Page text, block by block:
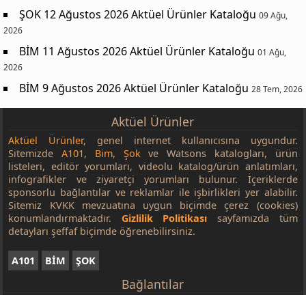
ŞOK 12 Ağustos 2026 Aktüel Ürünler Kataloğu 09 Ağu,
2026
BİM 11 Ağustos 2026 Aktüel Ürünler Kataloğu 01 Ağu,
2026
BİM 9 Ağustos 2026 Aktüel Ürünler Kataloğu 28 Tem, 2026
Aktüel Ürünler
Aktüel Ürünler, genel internet kullanıcısına uygundur.
SitemizdeA101, Bim, Şokve Watsons katalogları, ürün
listeleri, editör yorumları, videolu katalog/ürün anlatımları,
infografikler ve ziyaretçi yorumları bulunur. İçeriklerde
sponsorlu bağlantılar ve reklamlar ile işbirlikleri yer alabilir.
Sitemiz KVKK mevzuatına uygun biçimde çerez (cookies)
konumlandırmaktadır. Gizlilik Politikası sayfamızda tüm
detayları şeffaf biçimde öğrenebilirsiniz.
A101 BİM ŞOK
Bağlantılar